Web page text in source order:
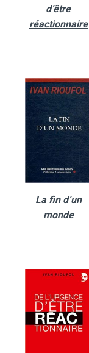
d’être
réactionnaire
La fin d’un
monde